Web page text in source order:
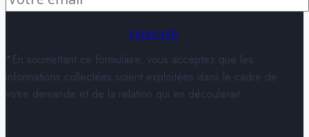
ENVOYER
*En soumettant ce formulaire, vous acceptez que les
informations collectées soient exploitées dans le cadre de
votre demande et de la relation qui en découlerait.